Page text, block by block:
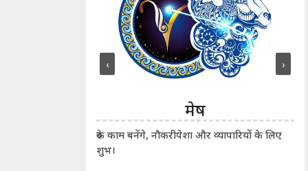
मेष
रुके काम बनेंगे, नौकरीपेशा और व्यापारियों के लिए
शुभ।
‹ ›